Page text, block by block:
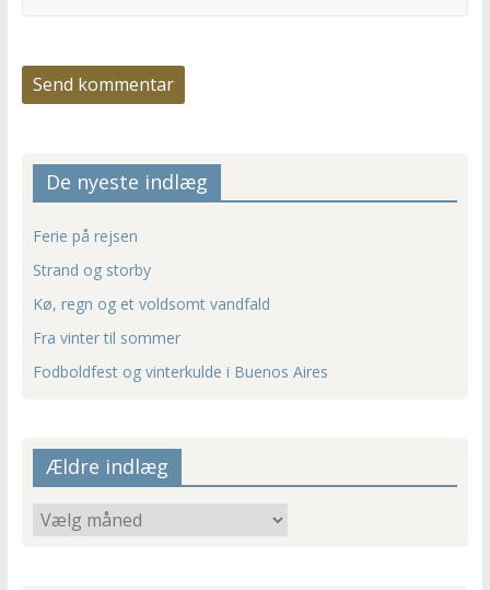
De nyeste indlæg
Ferie på rejsen
Strand og storby
Kø, regn og et voldsomt vandfald
Fra vinter til sommer
Fodboldfest og vinterkulde i Buenos Aires
Ældre indlæg
Ældre